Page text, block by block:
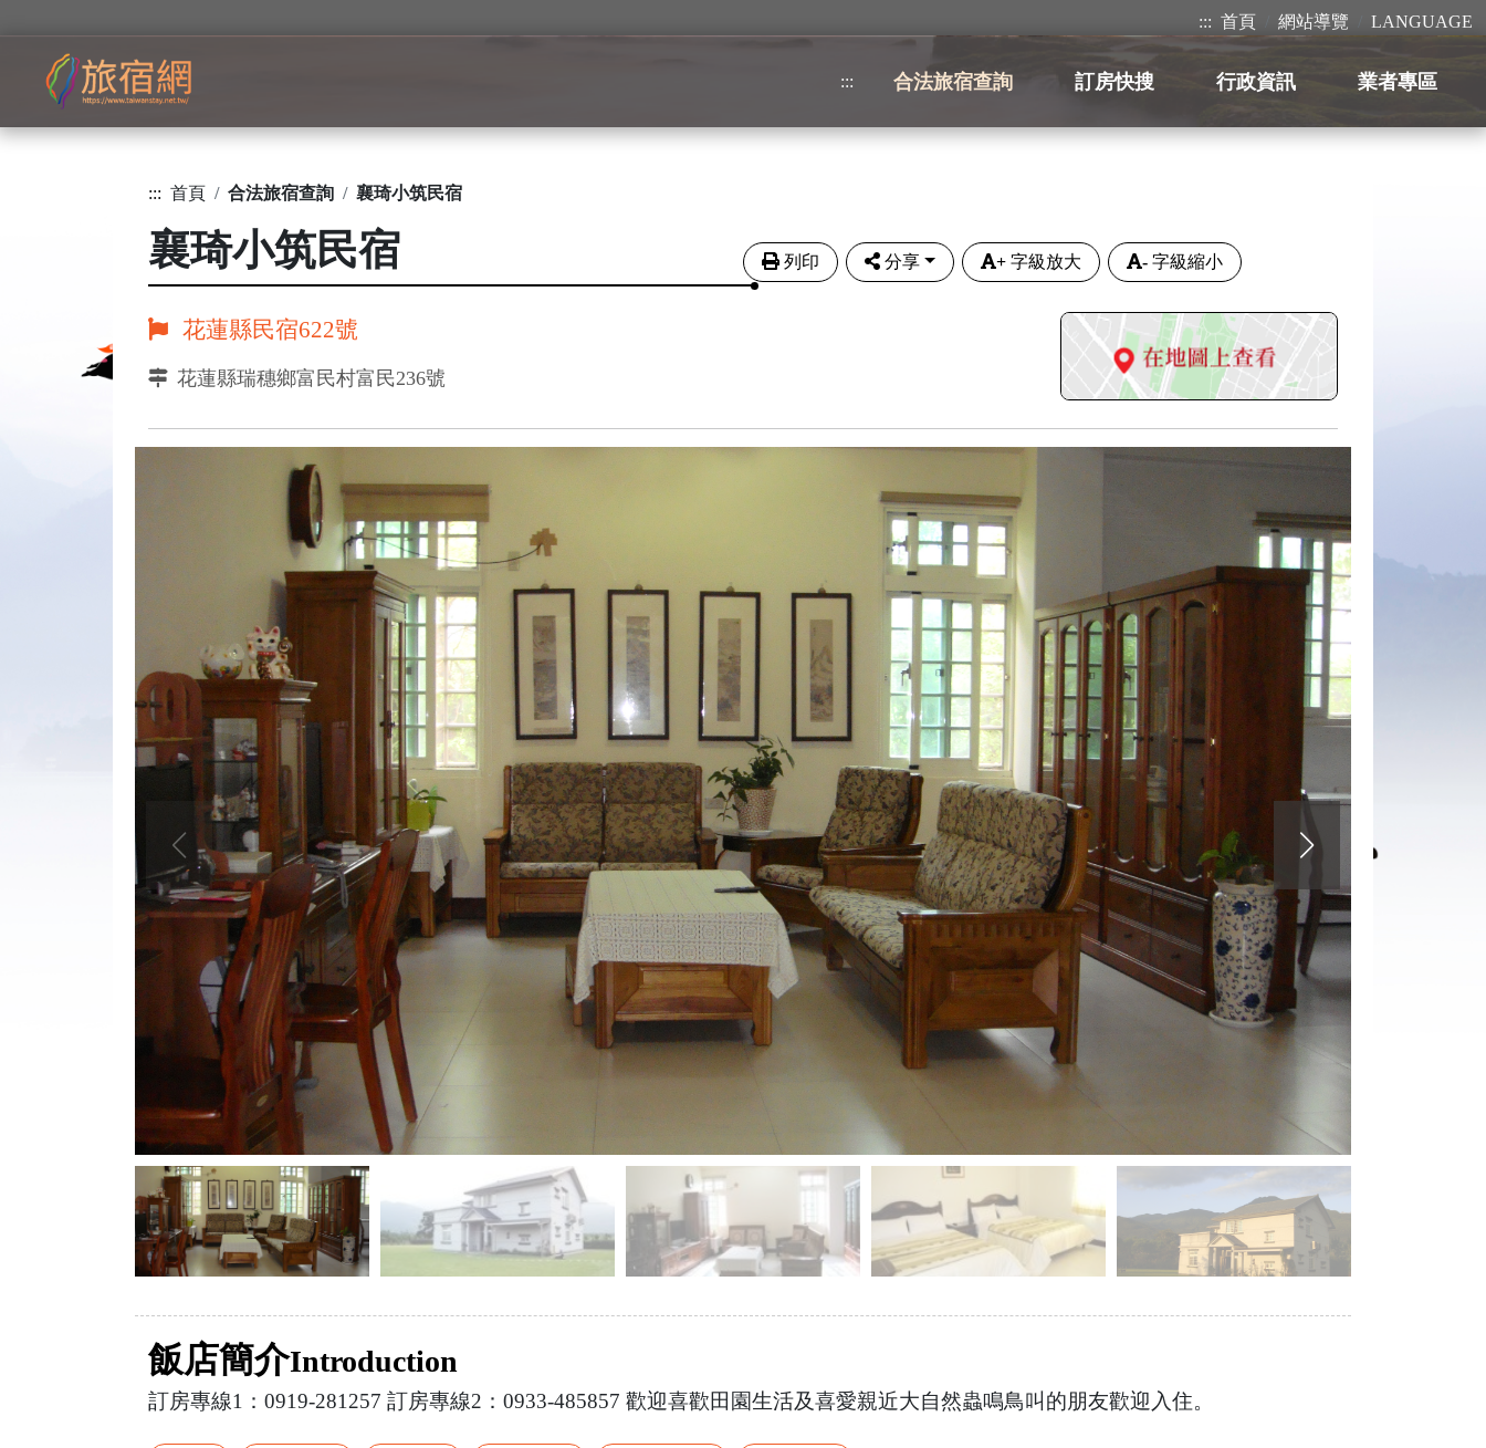
::: 首頁 網站導覽 LANGUAGE
::: 合法旅宿查詢 訂房快搜 行政資訊 業者專區
::: 首頁 合法旅宿查詢 襄琦小筑民宿
襄琦小筑民宿 列印 分享 + 字級放大 - 字級縮小
花蓮縣民宿622號
花蓮縣瑞穗鄉富民村富民236號
飯店簡介Introduction
訂房專線1：0919-281257 訂房專線2：0933-485857 歡迎喜歡田園生活及喜愛親近大自然蟲鳴鳥叫的朋友歡迎入住。